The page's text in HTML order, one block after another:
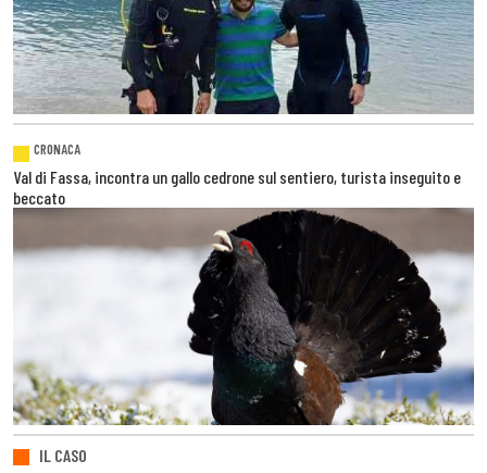
CRONACA
Val di Fassa, incontra un gallo cedrone sul sentiero, turista inseguito e
beccato
IL CASO